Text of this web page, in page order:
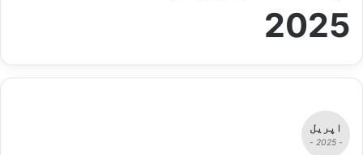
2025
اپریل
- 2025 -